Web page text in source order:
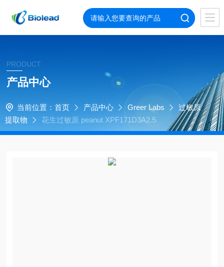
PRODUCT
产品中心
当前位置： 首页 产品中心 Greer Labs
过敏原
提取物
花生过敏原 peanut XPF171D3A2.5